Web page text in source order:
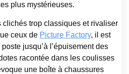
plus mystérieuses.
clichés trop classiques et rivaliser
ceux de Picture Factory, il est
jusqu’à l’épuisement des
racontée dans les coulisses
une boîte à chaussures